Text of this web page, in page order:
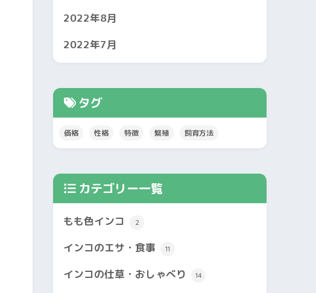
2022年8月
2022年7月
タグ
価格 性格 特徴 繁殖 飼育方法
カテゴリー一覧
もも色インコ 2
インコのエサ・食事 11
インコの仕草・おしゃべり 14